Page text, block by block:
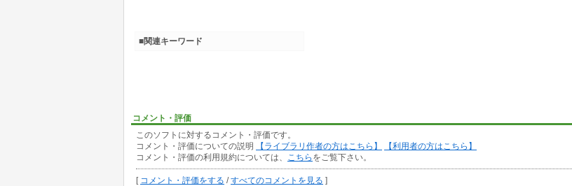
コメント・評価
このソフトに対するコメント・評価です。
コメント・評価についての説明
【ライブラリ作者の方はこちら】
【利用者の方はこちら】
コメント・評価の利用規約については、
こちら をご覧下さい。
[ コメント・評価をする /すべてのコメントを見る ]
■関連キーワード